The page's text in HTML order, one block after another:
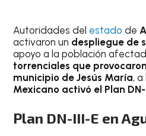
Autoridades del estado de
activaron un despliegue de
apoyo a la población
torrenciales que
municipio de Jesús María,
Mexicano activó el Plan DN-
Plan DN-III-E en